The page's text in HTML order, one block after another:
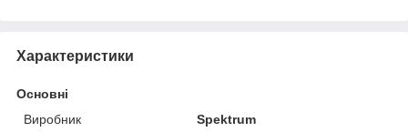
Характеристики
Основні
Виробник
Spektrum